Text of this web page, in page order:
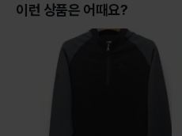
이런 상품은 어때요?